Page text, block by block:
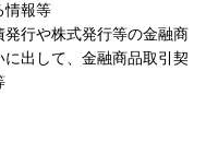
情報等
発行や株式発行等の金融商
出して、金融商品取引契